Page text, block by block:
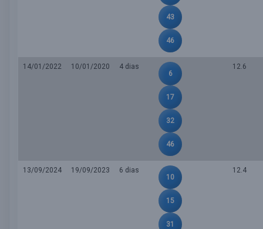
43
46
14/01/2022 10/01/2020
4 dias
6
17
32
46
12.6
13/09/2024 19/09/2023
6 dias
10
15
31
12.4